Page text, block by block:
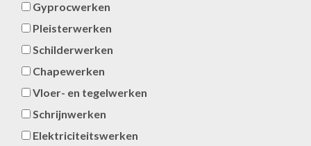
Gyprocwerken
Pleisterwerken
Schilderwerken
Chapewerken
Vloer- en tegelwerken
Schrijnwerken
Elektriciteitswerken